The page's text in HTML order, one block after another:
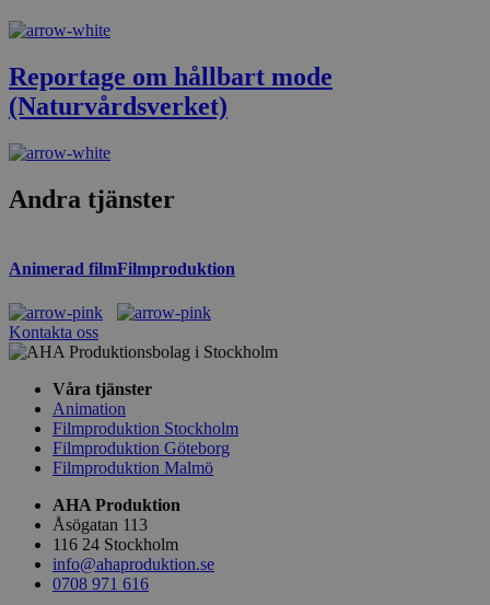
Reportage om hållbart mode
(Naturvårdsverket)
Andra tjänster
Animerad filmFilmproduktion
Kontakta oss
Våra tjänster
Animation
Filmproduktion Stockholm
Filmproduktion Göteborg
Filmproduktion Malmö
AHA Produktion
Åsögatan 113
116 24 Stockholm
info@ahaproduktion.se
0708 971 616